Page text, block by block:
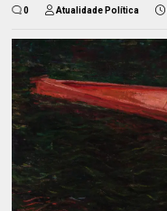
0 Atualidade Política